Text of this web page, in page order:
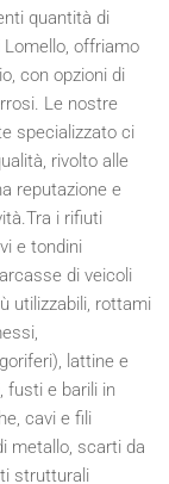
quantità di
offriamo
con opzioni di
Le nostre
specializzato ci
rivolto alle
reputazione e
i rifiuti
e tondini
di veicoli
utilizzabili, rottami
lattine e
fusti e barili in
cavi e fili
metallo, scarti da
strutturali